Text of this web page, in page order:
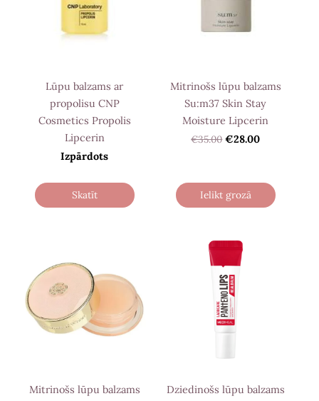
Lūpu balzams ar
propolisu CNP
Cosmetics Propolis
Lipcerin
Izpārdots
Skatīt
Mitrinošs lūpu balzams
Su:m37 Skin Stay
Moisture Lipcerin
€35.00 €28.00
Ielikt grozā
Mitrinošs lūpu balzams
Dziedinošs lūpu balzams